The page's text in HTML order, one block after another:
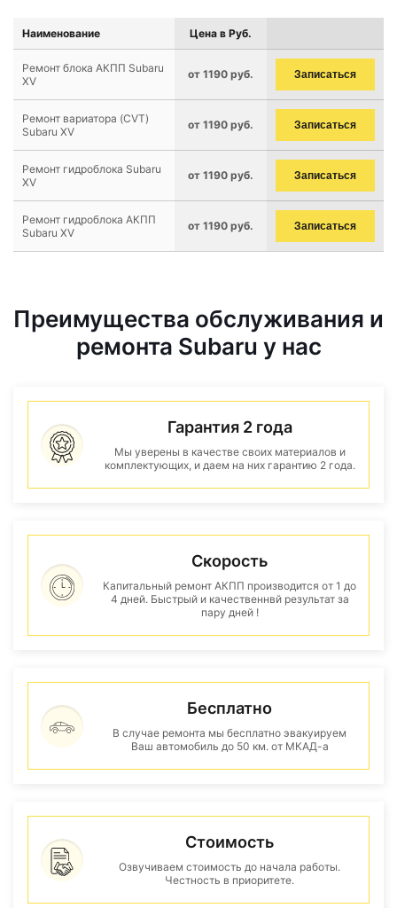
Наименование Цена в Руб.
Ремонт блока АКПП Subaru
XV
от 1190 руб. Записаться
Ремонт вариатора (CVT)
Subaru XV
от 1190 руб. Записаться
Ремонт гидроблока Subaru
XV
от 1190 руб. Записаться
Ремонт гидроблока АКПП
Subaru XV
от 1190 руб. Записаться
Преимущества обслуживания и
ремонта Subaru у нас
Гарантия 2 года
Мы уверены в качестве своих материалов и
комплектующих, и даем на них гарантию 2 года.
Скорость
Капитальный ремонт АКПП производится от 1 до
4 дней. Быстрый и качественнвй результат за
пару дней !
Бесплатно
В случае ремонта мы бесплатно эвакуируем
Ваш автомобиль до 50 км. от МКАД-а
Стоимость
Озвучиваем стоимость до начала работы.
Честность в приоритете.